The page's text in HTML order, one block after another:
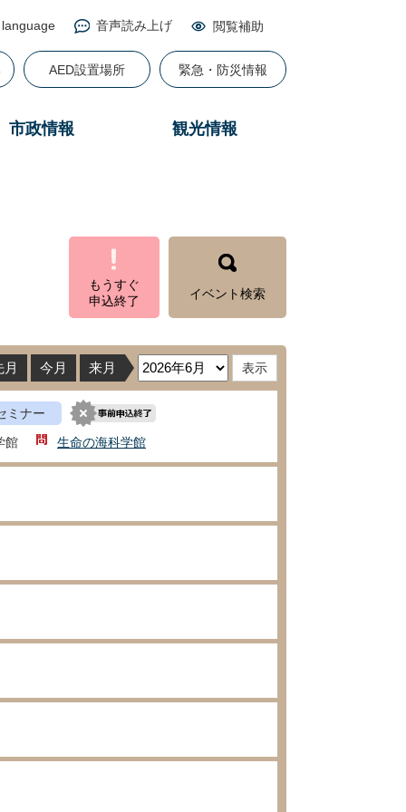
音声読み上げ 閲覧補助
AED設置場所 緊急・防災情報
市政情報 観光情報
もうすぐ
申込終了
イベント検索
月 今月 来月
ミナー
館 生命の海科学館